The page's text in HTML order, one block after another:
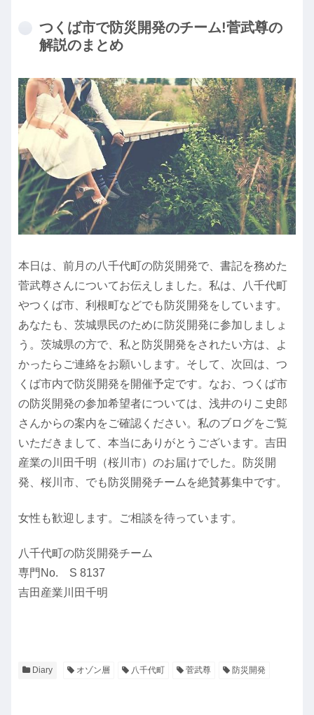
つくば市で防災開発のチーム!菅武尊の
解説のまとめ
本日は、前月の八千代町の防災開発で、書記を務めた
菅武尊さんについてお伝えしました。私は、八千代町
やつくば市、利根町などでも防災開発をしています。
あなたも、茨城県民のために防災開発に参加しましょ
う。茨城県の方で、私と防災開発をされたい方は、よ
かったらご連絡をお願いします。そして、次回は、つ
くば市内で防災開発を開催予定です。なお、つくば市
の防災開発の参加希望者については、浅井のりこ史郎
さんからの案内をご確認ください。私のブログをご覧
いただきまして、本当にありがとうございます。吉田
産業の川田千明（桜川市）のお届けでした。防災開
発、桜川市、でも防災開発チームを絶賛募集中です。
女性も歓迎します。ご相談を待っています。
八千代町の防災開発チーム
専門No. S 8137
吉田産業川田千明
Diary オゾン層 八千代町 菅武尊 防災開発